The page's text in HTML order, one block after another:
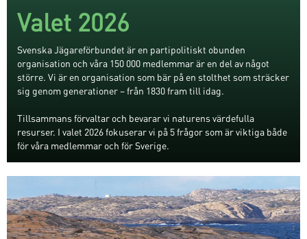
Valet 2026
Svenska Jägareförbundet är en partipolitiskt obunden
organisation och våra 150 000 medlemmar är en del av något
större. Vi är en organisation som bär på en stolthet som sträcker
sig genom generationer – från 1830 fram till idag.
Tillsammans förvaltar och bevarar vi naturens värdefulla
resurser. I valet 2026 fokuserar vi på 5 frågor som är viktiga både
för våra medlemmar och för Sverige.